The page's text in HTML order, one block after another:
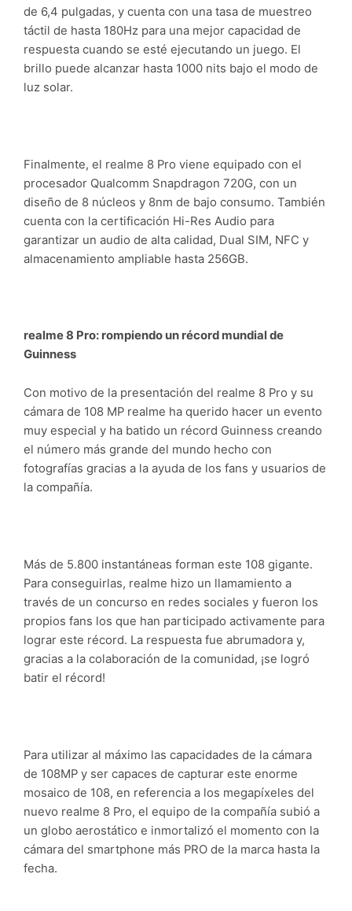
de 6,4 pulgadas, y cuenta con una tasa de muestreo
táctil de hasta 180Hz para una mejor capacidad de
respuesta cuando se esté ejecutando un juego. El
brillo puede alcanzar hasta 1000 nits bajo el modo de
luz solar.
Finalmente, el realme 8 Pro viene equipado con el
procesador Qualcomm Snapdragon 720G, con un
diseño de 8 núcleos y 8nm de bajo consumo. También
cuenta con la certificación Hi-Res Audio para
garantizar un audio de alta calidad, Dual SIM, NFC y
almacenamiento ampliable hasta 256GB.
realme 8 Pro: rompiendo un récord mundial de
Guinness
Con motivo de la presentación del realme 8 Pro y su
cámara de 108 MP realme ha querido hacer un evento
muy especial y ha batido un récord Guinness creando
el número más grande del mundo hecho con
fotografías gracias a la ayuda de los fans y usuarios de
la compañía.
Más de 5.800 instantáneas forman este 108 gigante.
Para conseguirlas, realme hizo un llamamiento a
través de un concurso en redes sociales y fueron los
propios fans los que han participado activamente para
lograr este récord. La respuesta fue abrumadora y,
gracias a la colaboración de la comunidad, ¡se logró
batir el récord!
Para utilizar al máximo las capacidades de la cámara
de 108MP y ser capaces de capturar este enorme
mosaico de 108, en referencia a los megapíxeles del
nuevo realme 8 Pro, el equipo de la compañía subió a
un globo aerostático e inmortalizó el momento con la
cámara del smartphone más PRO de la marca hasta la
fecha.